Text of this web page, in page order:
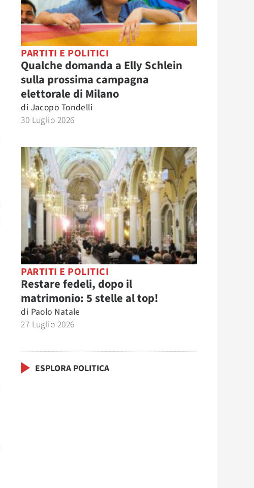
PARTITI E POLITICI
Qualche domanda a Elly Schlein
sulla prossima campagna
elettorale di Milano
di Jacopo Tondelli
30 Luglio 2026
PARTITI E POLITICI
Restare fedeli, dopo il
matrimonio: 5 stelle al top!
di Paolo Natale
27 Luglio 2026
ESPLORA POLITICA